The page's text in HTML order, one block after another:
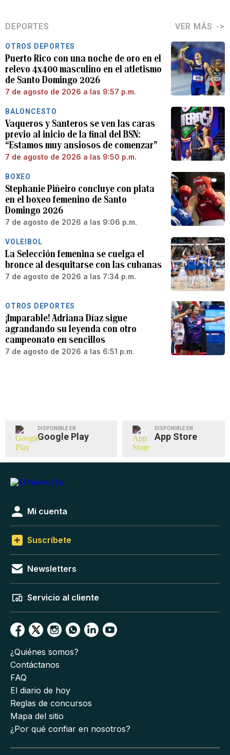
DEPORTES VER MÁS
OTROS DEPORTES
Puerto Rico con una noche de oro en el
relevo 4x400 masculino en el atletismo
de Santo Domingo 2026
7 de agosto de 2026 a las 9:57 p.m.
BALONCESTO
Vaqueros y Santeros se ven las caras
previo al inicio de la final del BSN:
“Estamos muy ansiosos de comenzar”
7 de agosto de 2026 a las 9:50 p.m.
BOXEO
Stephanie Piñeiro concluye con plata
en el boxeo femenino de Santo
Domingo 2026
7 de agosto de 2026 a las 9:06 p.m.
VOLEIBOL
La Selección femenina se cuelga el
bronce al desquitarse con las cubanas
7 de agosto de 2026 a las 7:34 p.m.
OTROS DEPORTES
¡Imparable! Adriana Díaz sigue
agrandando su leyenda con otro
campeonato en sencillos
7 de agosto de 2026 a las 6:51 p.m.
DISPONIBLE EN
Google Play
DISPONIBLE EN
App Store
Mi cuenta
Suscríbete
Newsletters
Servicio al cliente
¿Quiénes somos?
Contáctanos
FAQ
El diario de hoy
Reglas de concursos
Mapa del sitio
¿Por qué confiar en nosotros?